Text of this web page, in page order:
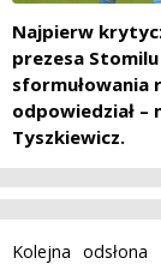
Najpierw
prezesa
sformułowania
odpowiedział –
Tyszkiewicz.
Kolejna